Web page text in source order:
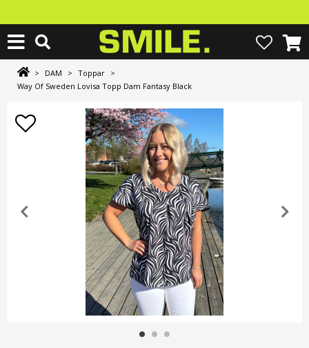
> DAM > Toppar >
Way Of Sweden Lovisa Topp Dam Fantasy Black